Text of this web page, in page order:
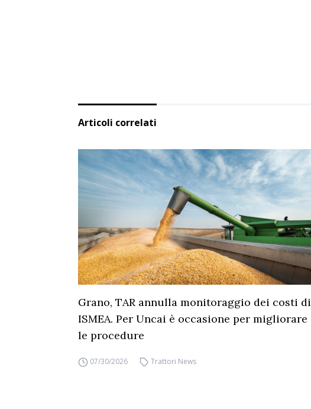
Articoli correlati
Grano, TAR annulla monitoraggio dei costi di
ISMEA. Per Uncai è occasione per migliorare
le procedure
07/30/2026 Trattori News